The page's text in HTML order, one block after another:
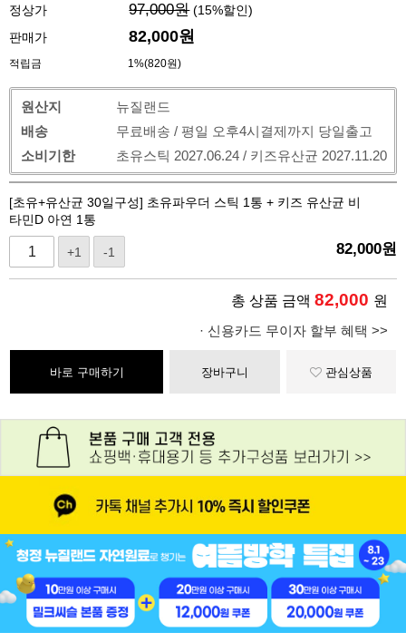
정상가 97,000원 (15%할인)
판매가
82,000원
적립금 1%(820원)
원산지
뉴질랜드
배송
무료배송 / 평일 오후4시결제까지 당일출고
소비기한
초유스틱 2027.06.24 / 키즈유산균 2027.11.20
[초유+유산균 30일구성] 초유파우더 스틱 1통 + 키즈 유산균 비
타민D 아연 1통
+1 -1 82,000원
총 상품 금액 82,000 원
· 신용카드 무이자 할부 혜택 >>
바로 구매하기 장바구니 관심상품